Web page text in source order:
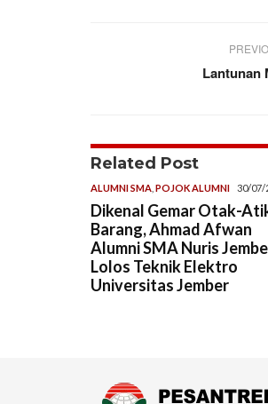
Lantunan
Related Post
ALUMNI SMA POJOK ALUMNI 30/07/
Dikenal Gemar Otak-
Barang, Ahmad Afwan
Alumni SMA Nuris
Lolos Teknik Elektro
Universitas Jember